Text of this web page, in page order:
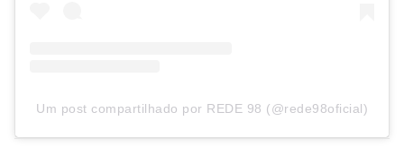
Um post compartilhado por REDE 98 (@rede98oficial)